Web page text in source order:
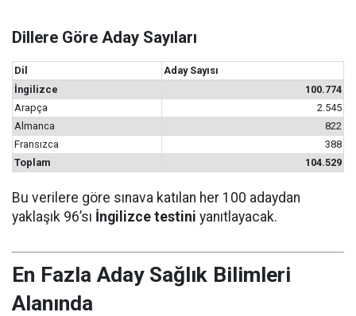
Dillere Göre Aday Sayıları
Dil
Aday Sayısı
İngilizce
100.774
Arapça
2.545
Almanca
822
Fransızca
388
Toplam
104.529
Bu verilere göre sınava katılan her 100 adaydan
yaklaşık 96’sı İngilizce testini yanıtlayacak.
En Fazla Aday Sağlık Bilimleri
Alanında